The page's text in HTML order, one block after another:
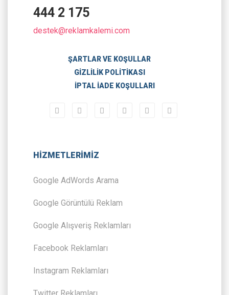
444 2 175
destek@reklamkalemi.com
ŞARTLAR VE KOŞULLAR
GIZLILIK POLITIKASI
İPTAL İADE KOŞULLARI
HİZMETLERİMİZ
Google AdWords Arama
Google Görüntülü Reklam
Google Alışveriş Reklamları
Facebook Reklamları
Instagram Reklamları